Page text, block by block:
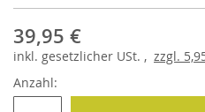
39,95 €
inkl. gesetzlicher USt. , zzgl.
Anzahl: